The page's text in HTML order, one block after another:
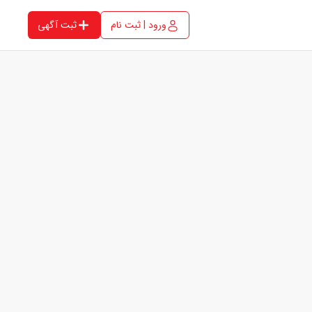
ورود | ثبت نام ثبت آگهی